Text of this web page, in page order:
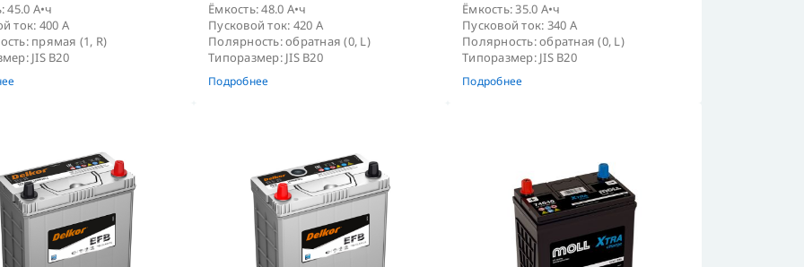
45.0 А•ч
ток: 400 А
прямая (1, R)
JIS B20
Ёмкость: 48.0 А•ч
Пусковой ток: 420 А
Полярность: обратная (0, L)
Типоразмер: JIS B20
Подробнее
Ёмкость: 35.0 А•ч
Пусковой ток: 340 А
Полярность: обратная (0, L)
Типоразмер: JIS B20
Подробнее